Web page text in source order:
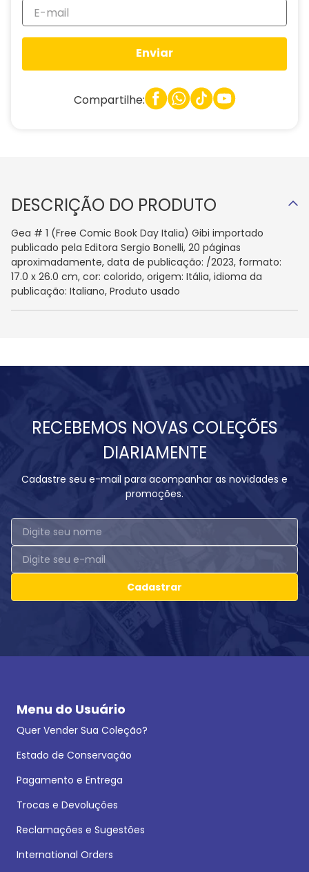
Enviar
Compartilhe:
DESCRIÇÃO DO PRODUTO
Gea # 1 (Free Comic Book Day Italia) Gibi importado
publicado pela Editora Sergio Bonelli, 20 páginas
aproximadamente, data de publicação: /2023, formato:
17.0 x 26.0 cm, cor: colorido, origem: Itália, idioma da
publicação: Italiano, Produto usado
RECEBEMOS NOVAS COLEÇÕES
DIARIAMENTE
Cadastre seu e-mail para acompanhar as novidades e
promoções.
Cadastrar
Menu do Usuário
Quer Vender Sua Coleção?
Estado de Conservação
Pagamento e Entrega
Trocas e Devoluções
Reclamações e Sugestões
International Orders